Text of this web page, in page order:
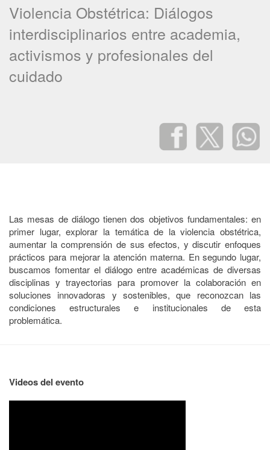
Violencia Obstétrica: Diálogos
interdisciplinarios entre academia,
activismos y profesionales del
cuidado
Las mesas de diálogo tienen dos objetivos fundamentales: en
primer lugar, explorar la temática de la violencia obstétrica,
aumentar la comprensión de sus efectos, y discutir enfoques
prácticos para mejorar la atención materna. En segundo lugar,
buscamos fomentar el diálogo entre académicas de diversas
disciplinas y trayectorias para promover la colaboración en
soluciones innovadoras y sostenibles, que reconozcan las
condiciones estructurales e institucionales de esta
problemática.
Videos del evento